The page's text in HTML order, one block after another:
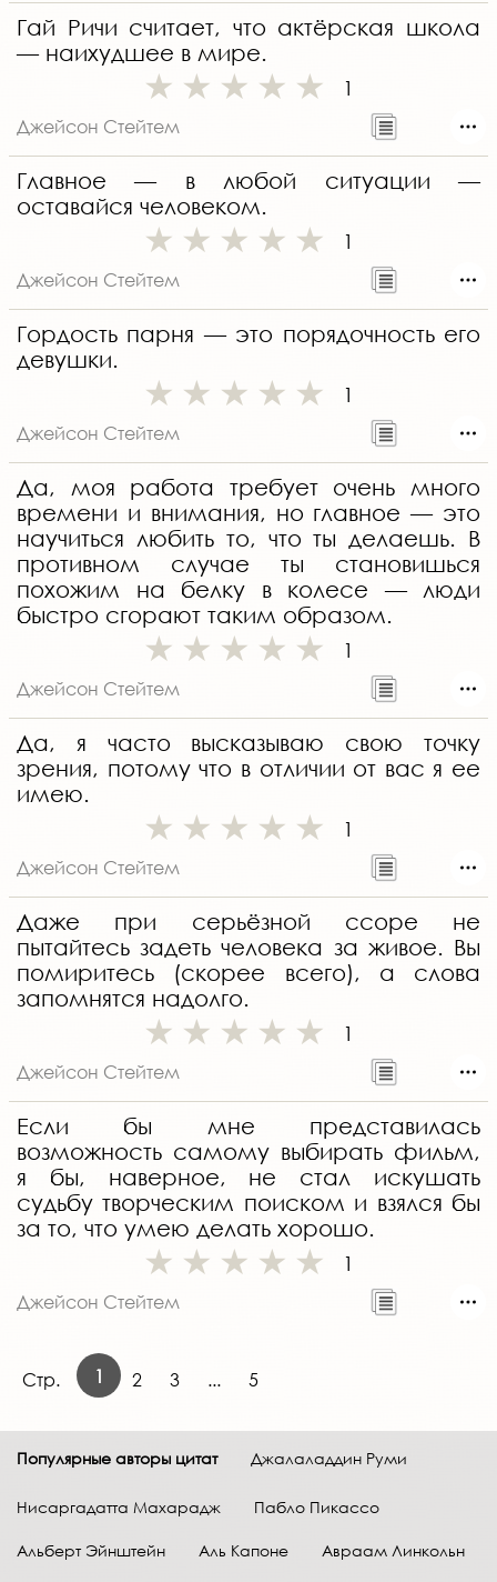
Гай Ричи считает, что актёрская школа
— наихудшее в мире.
1
Джейсон Стейтем
Главное — в любой ситуации —
оставайся человеком.
1
Джейсон Стейтем
Гордость парня — это порядочность его
девушки.
1
Джейсон Стейтем
Да, моя работа требует очень много
времени и внимания, но главное — это
научиться любить то, что ты делаешь. В
противном случае ты становишься
похожим на белку в колесе — люди
быстро сгорают таким образом.
1
Джейсон Стейтем
Да, я часто высказываю свою точку
зрения, потому что в отличии от вас я ее
имею.
1
Джейсон Стейтем
Даже при серьёзной ссоре не
пытайтесь задеть человека за живое. Вы
помиритесь (скорее всего), а слова
запомнятся надолго.
1
Джейсон Стейтем
Если бы мне представилась
возможность самому выбирать фильм,
я бы, наверное, не стал искушать
судьбу творческим поиском и взялся бы
за то, что умею делать хорошо.
1
Джейсон Стейтем
Стр. 1 2 3 ... 5
Популярные авторы цитат Джалаладдин Руми
Нисаргадатта Махарадж Пабло Пикассо
Альберт Эйнштейн Аль Капоне Авраам Линкольн